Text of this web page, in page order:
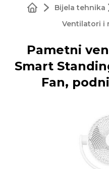
Bijela tehnika
Ventilatori i
Pametni
Smart
Fan,